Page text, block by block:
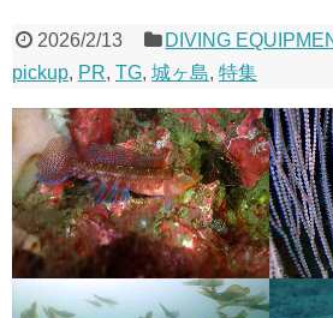
2026/2/13 DIVING
pickup, PR, TG, 城ヶ島, 特集